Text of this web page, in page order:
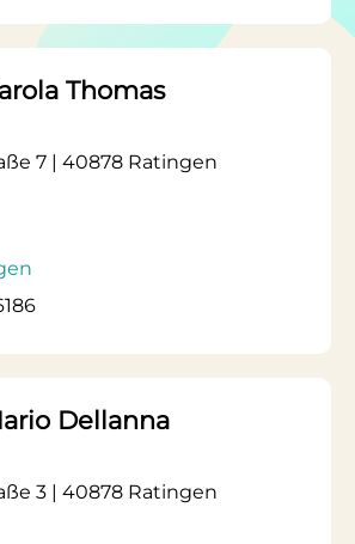
Thomas
7 | 40878 Ratingen
Dellanna
3 | 40878 Ratingen